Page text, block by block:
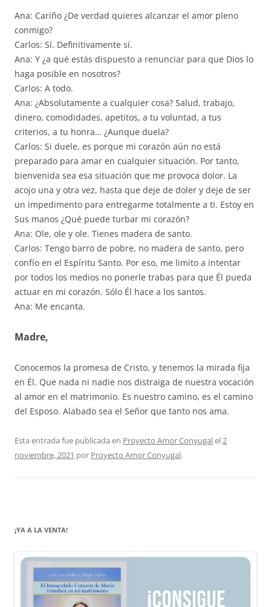
Ana: Cariño ¿De verdad quieres alcanzar el amor pleno
conmigo?
Carlos: Sí. Definitivamente sí.
Ana: Y ¿a qué estás dispuesto a renunciar para que Dios lo
haga posible en nosotros?
Carlos: A todo.
Ana: ¿Absolutamente a cualquier cosa? Salud, trabajo,
dinero, comodidades, apetitos, a tu voluntad, a tus
criterios, a tu honra… ¿Aunque duela?
Carlos: Si duele, es porque mi corazón aún no está
preparado para amar en cualquier situación. Por tanto,
bienvenida sea esa situación que me provoca dolor. La
acojo una y otra vez, hasta que deje de doler y deje de ser
un impedimento para entregarme totalmente a ti. Estoy en
Sus manos ¿Qué puede turbar mi corazón?
Ana: Ole, ole y ole. Tienes madera de santo.
Carlos: Tengo barro de pobre, no madera de santo, pero
confío en el Espíritu Santo. Por eso, me limito a intentar
por todos los medios no ponerle trabas para que Él pueda
actuar en mi corazón. Sólo Él hace a los santos.
Ana: Me encanta.
Madre,
Conocemos la promesa de Cristo, y tenemos la mirada fija
en Él. Que nada ni nadie nos distraiga de nuestra vocación
al amor en el matrimonio. Es nuestro camino, es el camino
del Esposo. Alabado sea el Señor que tanto nos ama.
Esta entrada fue publicada en Proyecto Amor Conyugalel2
noviembre, 2021 por Proyecto Amor Conyugal.
¡YA A LA VENTA!